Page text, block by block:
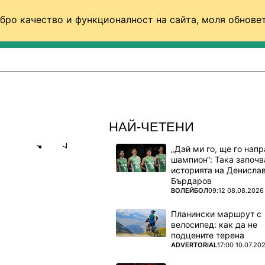
качество и функционалност на сайта, моля
НАЙ-ЧЕТЕНИ
„Дай ми го, ще го
шампион“: Така
историята на Денислав
Бърдаров
ПОВЕЧЕ ОТ
ВОЛЕЙБОЛ09:12 08.08.2026
Планински маршрут с
велосипед: как да не
подцените терена
ПОВЕЧЕ ОТ
ADVERTORIAL17:00